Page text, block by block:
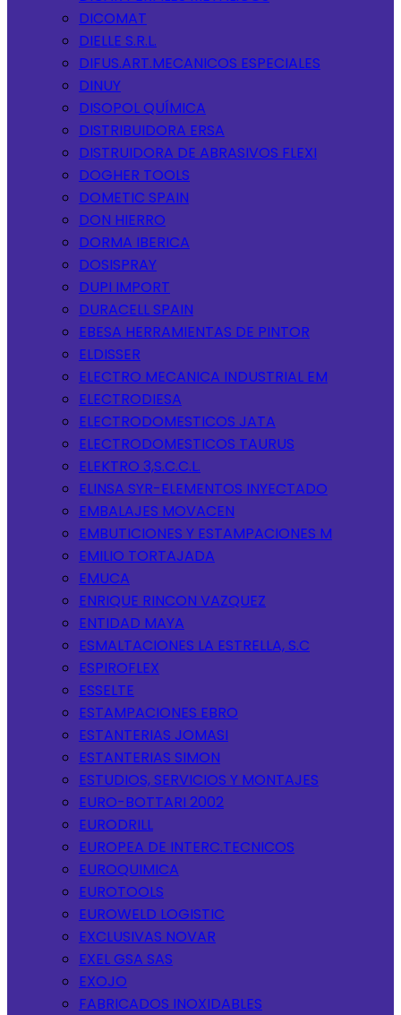
DICOMAT
DIELLE S.R.L.
DIFUS.ART.MECANICOS ESPECIALES
DINUY
DISOPOL QUÍMICA
DISTRIBUIDORA ERSA
DISTRUIDORA DE ABRASIVOS FLEXI
DOGHER TOOLS
DOMETIC SPAIN
DON HIERRO
DORMA IBERICA
DOSISPRAY
DUPI IMPORT
DURACELL SPAIN
EBESA HERRAMIENTAS DE PINTOR
ELDISSER
ELECTRO MECANICA INDUSTRIAL EM
ELECTRODIESA
ELECTRODOMESTICOS JATA
ELECTRODOMESTICOS TAURUS
ELEKTRO 3,S.C.C.L.
ELINSA SYR-ELEMENTOS INYECTADO
EMBALAJES MOVACEN
EMBUTICIONES Y ESTAMPACIONES M
EMILIO TORTAJADA
EMUCA
ENRIQUE RINCON VAZQUEZ
ENTIDAD MAYA
ESMALTACIONES LA ESTRELLA, S.C
ESPIROFLEX
ESSELTE
ESTAMPACIONES EBRO
ESTANTERIAS JOMASI
ESTANTERIAS SIMON
ESTUDIOS, SERVICIOS Y MONTAJES
EURO-BOTTARI 2002
EURODRILL
EUROPEA DE INTERC.TECNICOS
EUROQUIMICA
EUROTOOLS
EUROWELD LOGISTIC
EXCLUSIVAS NOVAR
EXEL GSA SAS
EXOJO
FABRICADOS INOXIDABLES